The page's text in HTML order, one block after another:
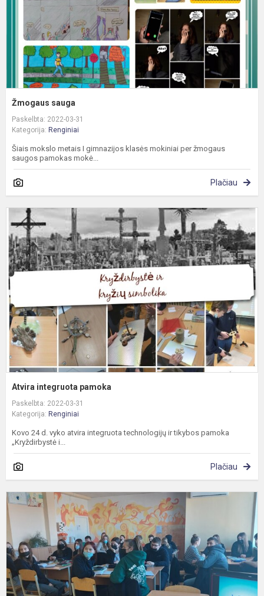
Žmogaus sauga
Paskelbta: 2022-03-31
Kategorija: Renginiai
Šiais mokslo metais I gimnazijos klasės mokiniai per žmogaus
saugos pamokas mokė...
Plačiau
Atvira integruota pamoka
Paskelbta: 2022-03-31
Kategorija: Renginiai
Kovo 24 d. vyko atvira integruota technologijų ir tikybos pamoka
„Kryždirbystė i...
Plačiau